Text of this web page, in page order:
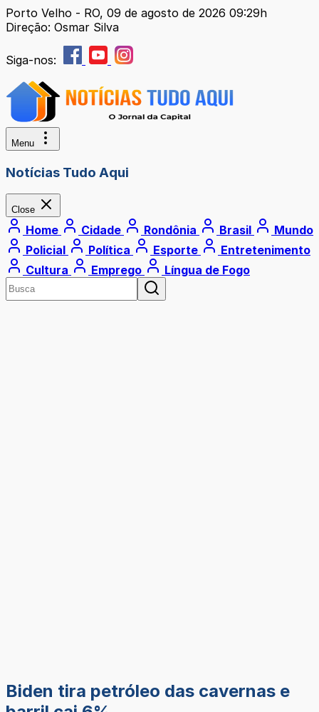
Porto Velho - RO, 09 de agosto de 2026 09:29h
Direção: Osmar Silva
Siga-nos:
Menu
Notícias Tudo Aqui
Close
Home Cidade Rondônia Brasil
Mundo
Policial
Política Esporte
Entretenimento
Cultura
Emprego Língua de Fogo
Biden tira petróleo das cavernas e